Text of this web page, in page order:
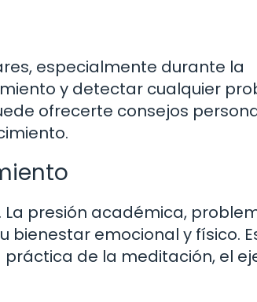
especialmente durante la
y detectar cualquier
ofrecerte consejos
presión académica,
emocional y físico.
de la meditación, el